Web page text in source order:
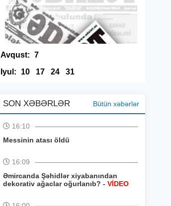
Avqust: 7
Iyul:
10 17 24 31
SON XƏBƏRLƏR Bütün xəbərlər
16:10
Messinin atası öldü
16:09
Əmircanda Şəhidlər xiyabanından
dekorativ ağaclar oğurlanıb? - VİDEO